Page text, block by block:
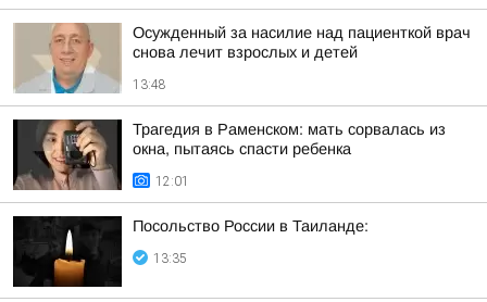
Осужденный за насилие над пациенткой врач
снова лечит взрослых и детей
13:48
Трагедия в Раменском: мать сорвалась из
окна, пытаясь спасти ребенка
12:01
Посольство России в Таиланде:
13:35